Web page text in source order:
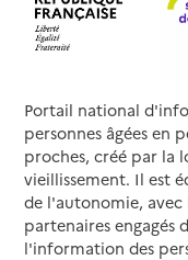
Portail national
personnes âgées en
proches, créé par la
vieillissement. Il est
de l'autonomie,
partenaires engagés
l'information des